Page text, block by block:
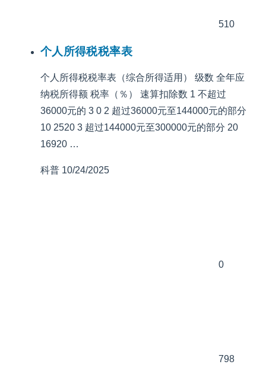
510
个人所得税税率表
个人所得税税率表（综合所得适用） 级数 全年应
纳税所得额 税率（％） 速算扣除数 1 不超过
36000元的 3 0 2 超过36000元至144000元的部分
10 2520 3 超过144000元至300000元的部分 20
16920 …
科普 10/24/2025
0
798